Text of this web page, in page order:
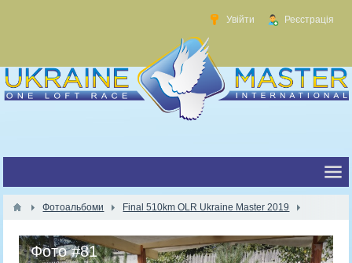
Увійти Реєстрація
Фотоальбоми Final 510km OLR Ukraine Master 2019
Фото #81